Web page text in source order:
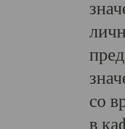
со
в